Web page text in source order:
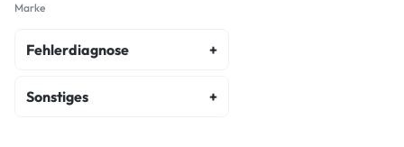
Marke
Fehlerdiagnose
fehlerdiagnose
Sonstiges